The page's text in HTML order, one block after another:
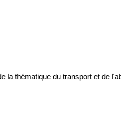
la thématique du transport et de